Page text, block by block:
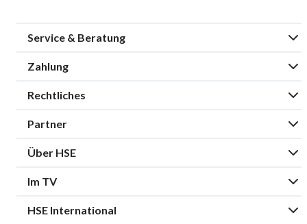
Service & Beratung
Zahlung
Rechtliches
Partner
Über HSE
Im TV
HSE International